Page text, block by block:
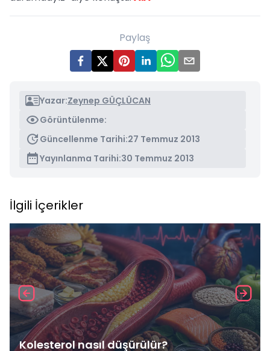
Paylaş
Yazar:Zeynep GÜÇLÜCAN
Görüntülenme:
Güncellenme Tarihi:27 Temmuz 2013
Yayınlanma Tarihi:30 Temmuz 2013
İlgili İçerikler
Kolesterol nasıl düşürülür?